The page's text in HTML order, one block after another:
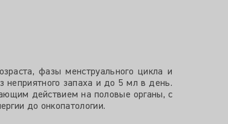
фазы менструального цикла и
неприятного запаха и до 5 мл в день.
действием на половые органы, с
до онкопатологии.